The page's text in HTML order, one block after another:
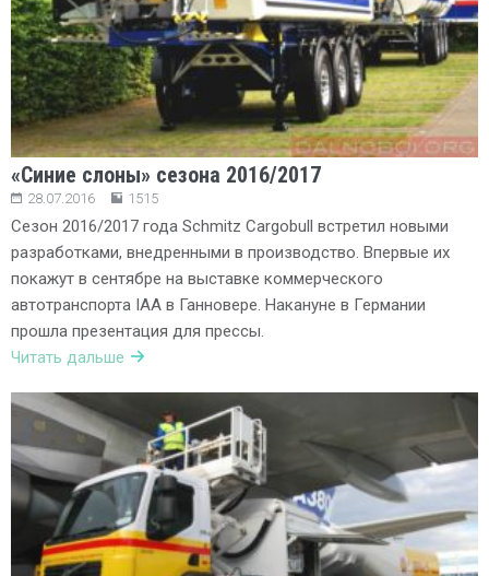
«Синие слоны» сезона 2016/2017
28.07.2016 1515
Сезон 2016/2017 года Schmitz Cargobull встретил новыми
разработками, внедренными в производство. Впервые их
покажут в сентябре на выставке коммерческого
автотранспорта IAA в Ганновере. Накануне в Германии
прошла презентация для прессы.
Читать дальше